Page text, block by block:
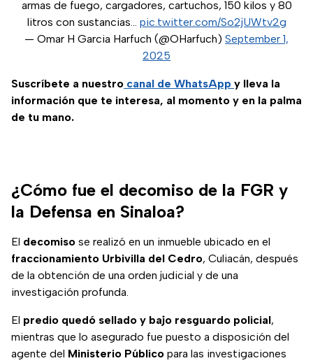
armas de fuego, cargadores, cartuchos, 150 kilos y 80
litros con sustancias… pic.twitter.com/So2jUWtv2g
— Omar H Garcia Harfuch (@OHarfuch) September 1,
2025
Suscríbete a nuestro canal de WhatsApp y lleva la
información que te interesa, al momento y en la palma
de tu mano.
¿Cómo fue el decomiso de la FGR y
la Defensa en Sinaloa?
El decomiso se realizó en un inmueble ubicado en el
fraccionamiento Urbivilla del Cedro, Culiacán, después
de la obtención de una orden judicial y de una
investigación profunda.
El predio quedó sellado y bajo resguardo policial,
mientras que lo asegurado fue puesto a disposición del
agente del Ministerio Público para las investigaciones